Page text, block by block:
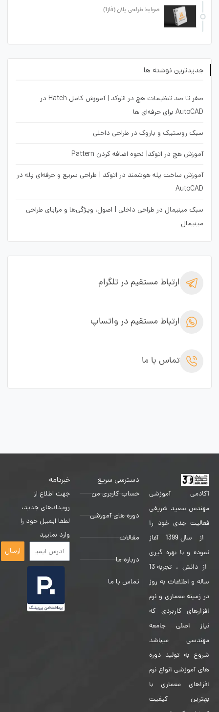
ضوابط طراحی پلان (فاز1)
جدیدترین نوشته ها
صفر تا صد تنظیمات هچ در اتوکد | آموزش کامل Hatch در
AutoCAD برای حرفه‌ای ها
سبک روستیک و باروک در طراحی داخلی
آموزش هچ در اتوکد| نحوه اضافه کردن Pattern
آموزش ساخت پله هوشمند در اتوکد | طراحی سریع و حرفه‌ای پله در
AutoCAD
سبک مینیمال در طراحی داخلی | اصول، ویژگی‌ها و مزایای طراحی
مینیمال
ارتباط مستقیم در تلگرام
ارتباط مستقیم در واتساپ
تماس با ما
آکادمی آموزشی
مهندس سعید شریفی
فعالیت جدی خود را
از سال 1399 آغاز
نموده و با بهره گیری
از دانش ، تجربه 13
ساله و اطلاعات به روز
در زمینه معماری و نرم
افزارهای کاربردی که
نیاز اصلی جامعه
مهندسی میباشد
شروع به تولید دوره
های آموزشی انواع نرم
افزاهای معماری با
بهترین کیفیت
دسترسی سریع
حساب کاربری من
دوره های آموزشی
مقالات
درباره ما
تماس با ما
خبرنامه
جهت اطلاع از
رویدادهای جدید،
لطفا ایمیل خود را
وارد نمایید
ارسال